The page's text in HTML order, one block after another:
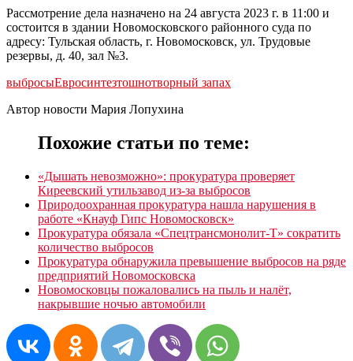
Рассмотрение дела назначено на 24 августа 2023 г. в 11:00 и
состоится в здании Новомосковского районного суда по
адресу: Тульская область, г. Новомосковск, ул. Трудовые
резервы, д. 40, зал №3.
выбросыЕвросинтезтошнотворный запах
Автор новости Мария Лопухина
Похожие статьи по теме:
«Дышать невозможно»: прокуратура проверяет
Киреевский утильзавод из-за выбросов
Природоохранная прокуратура нашла нарушения в
работе «Кнауф Гипс Новомосковск»
Прокуратура обязала «Спецтрансмонолит-Т» сократить
количество выбросов
Прокуратура обнаружила превышение выбросов на ряде
предприятий Новомосковска
Новомосковцы пожаловались на пыль и налёт,
накрывшие ночью автомобили